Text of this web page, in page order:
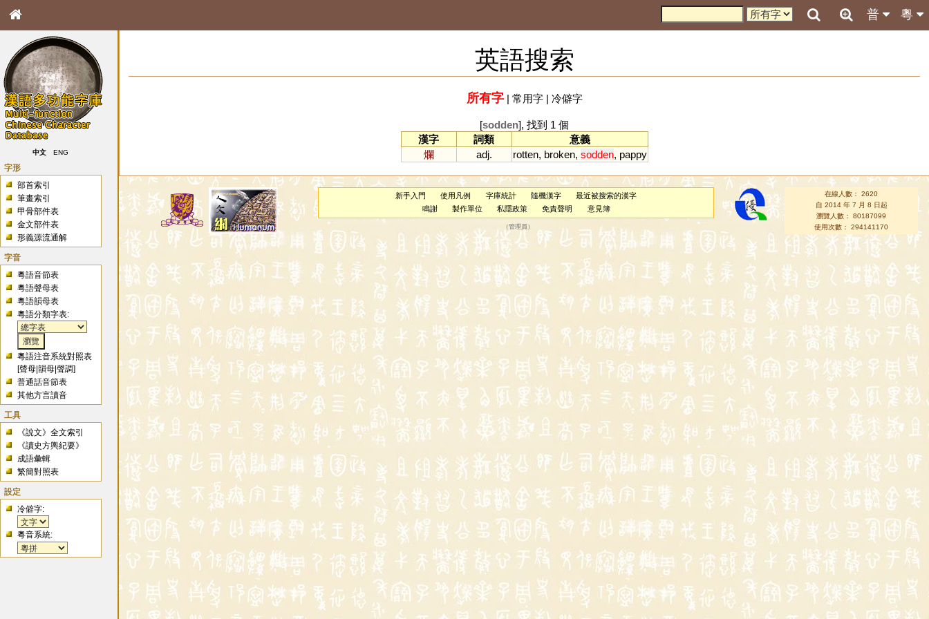
粵
普
中文 ENG
字形
部首索引
筆畫索引
甲骨部件表
金文部件表
形義源流通解
字音
粵語音節表
粵語聲母表
粵語韻母表
粵語分類字表:
粵語注音系統對照表
[聲母 |韻母 |聲調]
普通話音節表
其他方言讀音
工具
《說文》全文索引
《讀史方輿紀要》
成語彙輯
繁簡對照表
設定
冷僻字:
粵音系統:
英語搜索
所有字| 常用字| 冷僻字
[sodden], 找到 1 個
漢字
詞類
意義
爛
adj. rotten, broken, sodden, pappy
新手入門 使用凡例 字庫統計 隨機漢字
最近被搜索的漢字
鳴謝
製作單位 私隱政策 免責聲明 意見簿
（管理員 ）
在線人數： 2620
自 2014 年 7 月 8 日起
瀏覽人數： 80187099
使用次數： 294141170